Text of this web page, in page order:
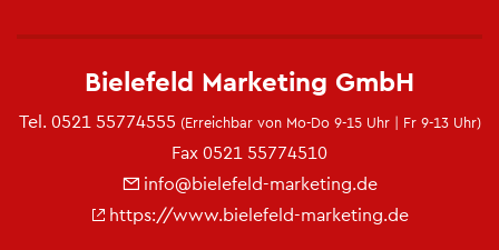
Bie­le­feld Mar­ke­ting GmbH
Tel. 0521 55774555 (Er­reich­bar von Mo-Do 9-15 Uhr | Fr 9-13 Uhr)
Fax 0521 55774510
info@​bielefeld-​marketing.​de
https://​www.​bielefeld-​marketing.​de